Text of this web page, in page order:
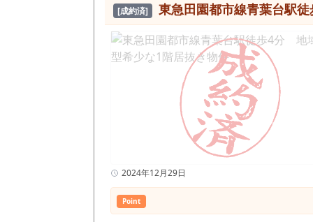
[成約済] 東急田園都市線青葉台駅
2024年12月29日
Point